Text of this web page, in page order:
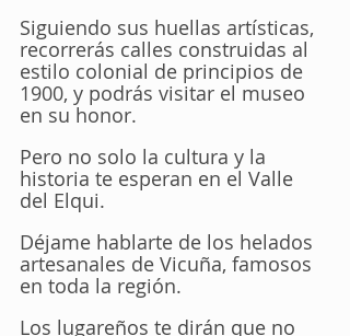
Siguiendo sus huellas artísticas,
recorrerás calles construidas al
estilo colonial de principios de
1900, y podrás visitar el museo
en su honor.
Pero no solo la cultura y la
historia te esperan en el Valle
del Elqui.
Déjame hablarte de los helados
artesanales de Vicuña, famosos
en toda la región.
Los lugareños te dirán que no